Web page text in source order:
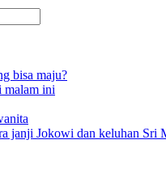
bisa maju?
malam ini
janji Jokowi dan keluhan Sri